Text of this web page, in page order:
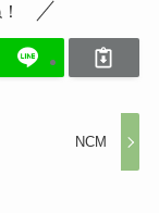
NCM